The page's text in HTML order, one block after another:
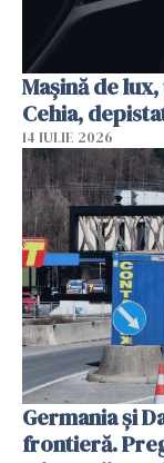
Mașină de
Cehia,
14 IULIE 2026
Germania și
frontieră.